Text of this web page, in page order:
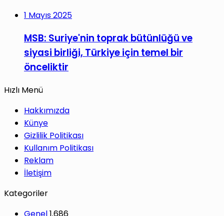
1 Mayıs 2025
MSB: Suriye'nin toprak bütünlüğü ve
siyasi birliği, Türkiye için temel bir
önceliktir
Hızlı Menü
Hakkımızda
Künye
Gizlilik Politikası
Kullanım Politikası
Reklam
İletişim
Kategoriler
Genel1.686